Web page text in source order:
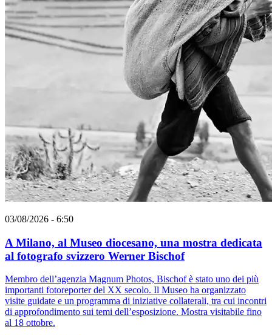
03/08/2026 - 6:50
A Milano, al Museo diocesano, una mostra dedicata
al fotografo svizzero Werner Bischof
Membro dell’agenzia Magnum Photos, Bischof è stato uno dei più
importanti fotoreporter del XX secolo. Il Museo ha organizzato
visite guidate e un programma di iniziative collaterali, tra cui incontri
di approfondimento sui temi dell’esposizione. Mostra visitabile fino
al 18 ottobre.